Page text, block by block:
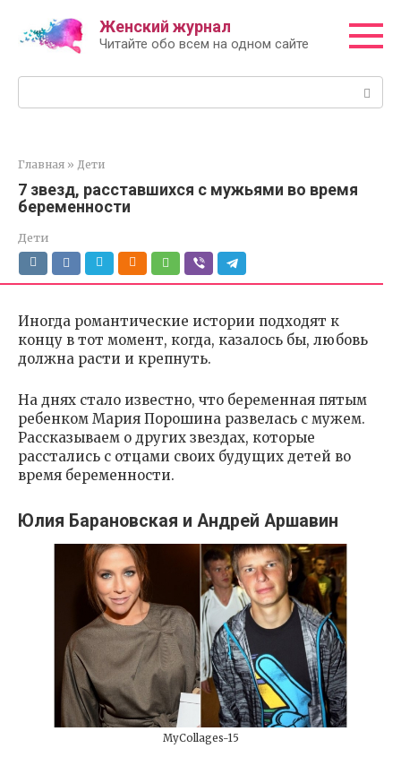
контенту
Женский журнал
Читайте обо всем на одном сайте
Главная » Дети
7 звезд, расставшихся с мужьями во время
беременности
Дети
Иногда романтические истории подходят к
концу в тот момент, когда, казалось бы, любовь
должна расти и крепнуть.
На днях стало известно, что беременная пятым
ребенком Мария Порошина развелась с мужем.
Рассказываем о других звездах, которые
расстались с отцами своих будущих детей во
время беременности.
Юлия Барановская и Андрей Аршавин
MyCollages-15